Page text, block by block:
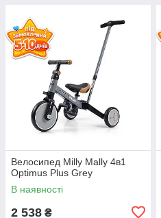
Велосипед Milly Mally 4в1
Optimus Plus Grey
В наявності
2 538 ₴